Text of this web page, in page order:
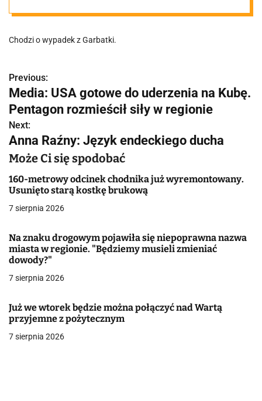
wrócić na
ważną trasę
Chodzi o wypadek z Garbatki.
N
a
w
i
a
c
j
a
w
p
i
Previous:
Media: USA gotowe do uderzenia na Kubę.
Pentagon rozmieścił siły w regionie
Next:
Anna Raźny: Język endeckiego ducha
Może Ci się spodobać
160-metrowy odcinek chodnika już wyremontowany.
Usunięto starą kostkę brukową
7 sierpnia 2026
Na znaku drogowym pojawiła się niepoprawna nazwa
miasta w regionie. "Będziemy musieli zmieniać
dowody?"
7 sierpnia 2026
Już we wtorek będzie można połączyć nad Wartą
przyjemne z pożytecznym
7 sierpnia 2026